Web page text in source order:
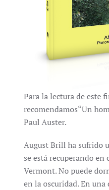
Para la lectura de este
recomendamos“Un
Paul Auster.
August Brill ha sufrido
se está recuperando en
Vermont. No puede
en la oscuridad. En